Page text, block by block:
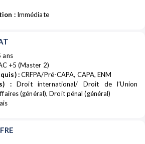
:Immédiate
ans
+5 (Master 2)
:CRFPA/Pré-CAPA, CAPA, ENM
:Droit international/ Droit de l’Union
(général), Droit pénal (général)